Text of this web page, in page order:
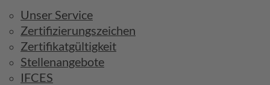
Unser Service
Zertifizierungszeichen
Zertifikatgültigkeit
Stellenangebote
IFCES